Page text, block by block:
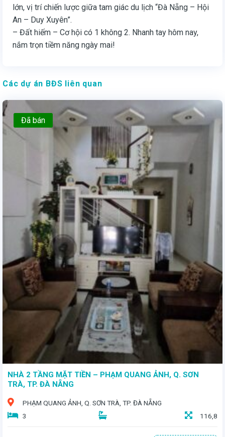
lớn, vị trí chiến lược giữa tam giác du lịch “Đà Nẵng – Hội
An – Duy Xuyên”.
– Đất hiếm – Cơ hội có 1 không 2. Nhanh tay hôm nay,
nắm trọn tiềm năng ngày mai!
Các dự án BĐS liên quan
Đã bán
NHÀ 2 TẦNG MẶT TIỀN – PHẠM QUANG ẢNH, Q. SƠN
TRÀ, TP. ĐÀ NẴNG
PHẠM QUANG ẢNH, Q. SƠN TRÀ, TP. ĐÀ NẴNG
3
116,8